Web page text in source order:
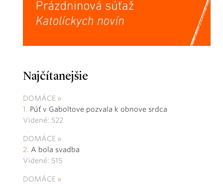
Najčítanejšie
DOMÁCE
Púť v Gaboltove pozvala k obnove srdca
Videné: 522
DOMÁCE
A bola svadba
Videné: 515
DOMÁCE